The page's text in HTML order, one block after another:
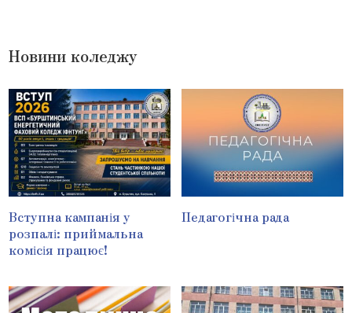
Новини коледжу
Вступна кампанія у
розпалі: приймальна
комісія працює!
Педагогічна рада